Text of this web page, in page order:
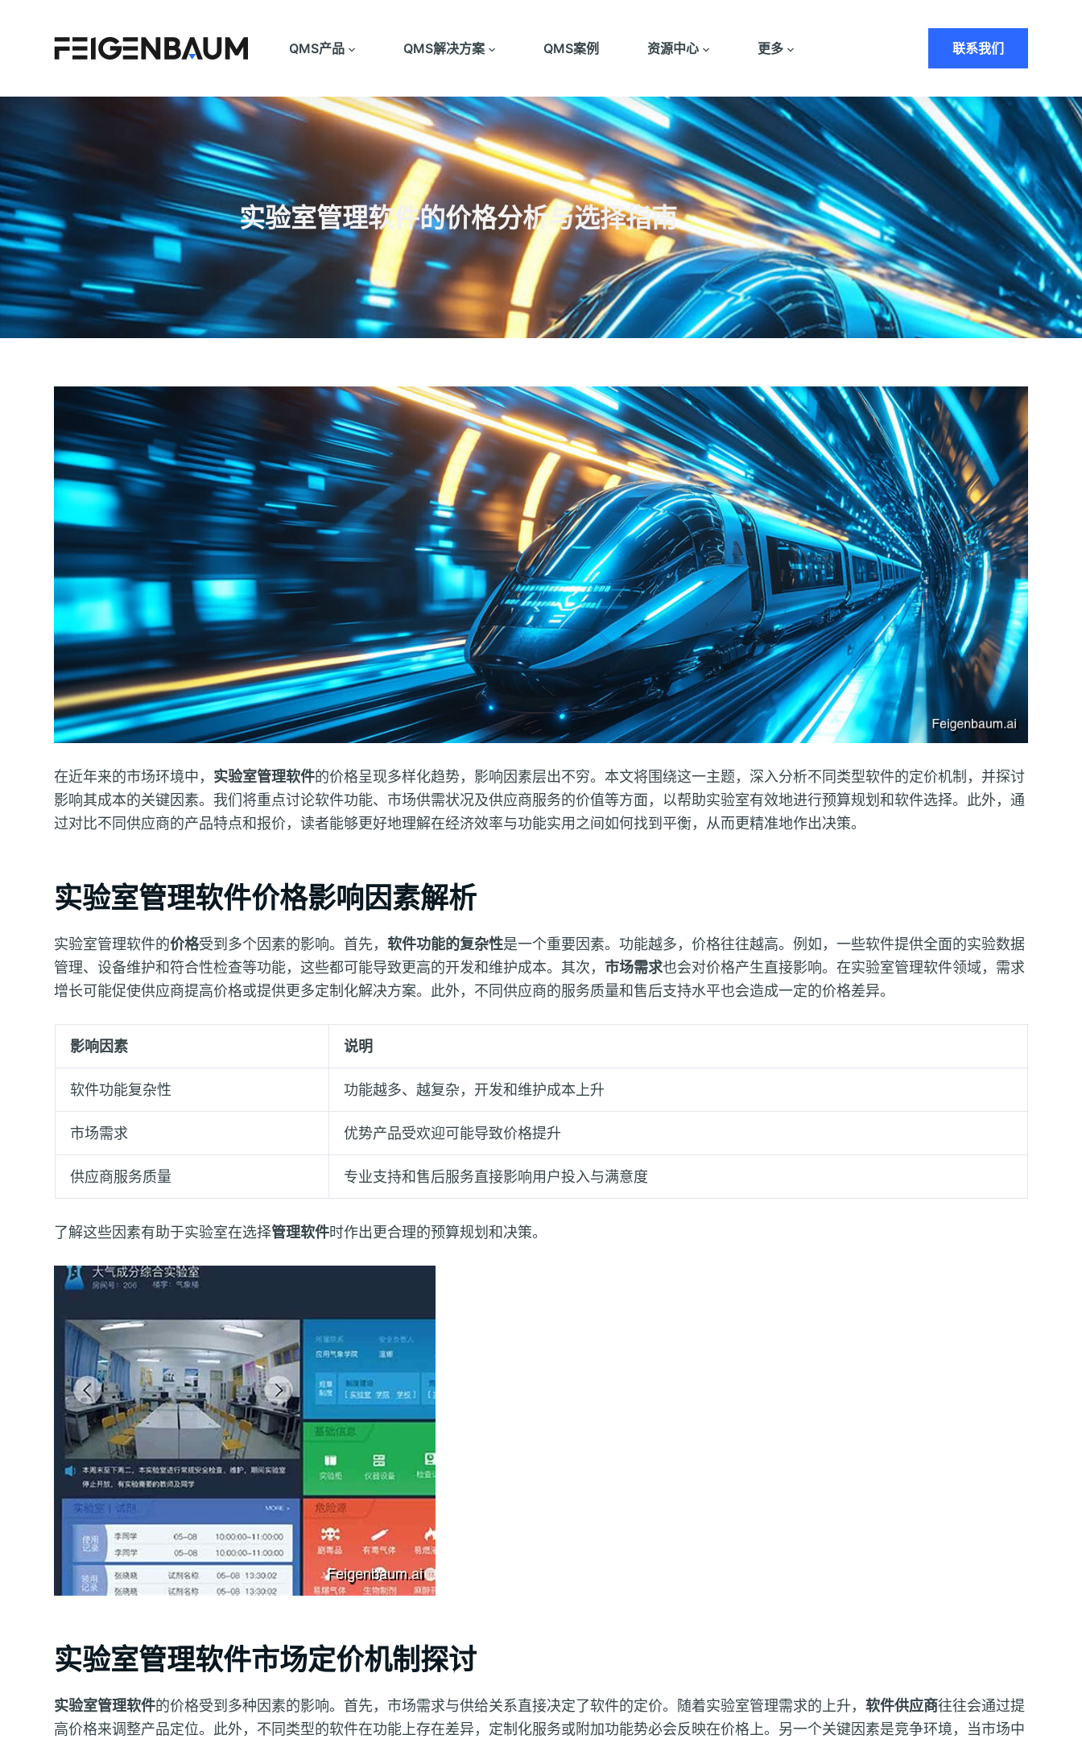
QMS产品 QMS解决方案 QMS案例 资源中心 更多 联系我们
实验室管理软件的价格分析与选择指南
在近年来的市场环境中， 实验室管理软件的价格呈现多样化趋势，影响因素层出不穷。本文将围绕这一主题，深入分析不同类型软件的定价机制，并探讨
影响其成本的关键因素。我们将重点讨论软件功能、市场供需状况及供应商服务的价值等方面，以帮助实验室有效地进行预算规划和软件选择。此外，通
过对比不同供应商的产品特点和报价，读者能够更好地理解在经济效率与功能实用之间如何找到平衡，从而更精准地作出决策。
实验室管理软件价格影响因素解析
实验室管理软件的价格受到多个因素的影响。首先，软件功能的复杂性是一个重要因素。功能越多，价格往往越高。例如，一些软件提供全面的实验数据
管理、设备维护和符合性检查等功能，这些都可能导致更高的开发和维护成本。其次， 市场需求也会对价格产生直接影响。在实验室管理软件领域，需求
增长可能促使供应商提高价格或提供更多定制化解决方案。此外，不同供应商的服务质量和售后支持水平也会造成一定的价格差异。
影响因素 说明
软件功能复杂性 功能越多、越复杂，开发和维护成本上升
市场需求 优势产品受欢迎可能导致价格提升
供应商服务质量 专业支持和售后服务直接影响用户投入与满意度
了解这些因素有助于实验室在选择管理软件时作出更合理的预算规划和决策。
实验室管理软件市场定价机制探讨
实验室管理软件的价格受到多种因素的影响。首先，市场需求与供给关系直接决定了软件的定价。随着实验室管理需求的上升，软件供应商往往会通过提
高价格来调整产品定位。此外，不同类型的软件在功能上存在差异，定制化服务或附加功能势必会反映在价格上。另一个关键因素是竞争环境，当市场中